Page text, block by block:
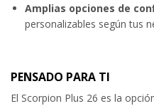
Amplias opciones de
personalizables según tus
PENSADO PARA TI
El Scorpion Plus 26 es la